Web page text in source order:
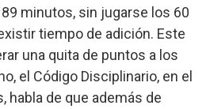
minutos, sin jugarse los 60
tiempo de adición. Este
una quita de puntos a los
el Código Disciplinario, en el
habla de que además de